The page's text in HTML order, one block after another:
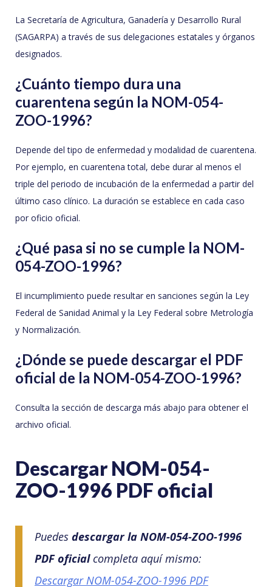
La Secretaría de Agricultura, Ganadería y Desarrollo Rural
(SAGARPA) a través de sus delegaciones estatales y órganos
designados.
¿Cuánto tiempo dura una
cuarentena según la NOM-054-
ZOO-1996?
Depende del tipo de enfermedad y modalidad de cuarentena.
Por ejemplo, en cuarentena total, debe durar al menos el
triple del periodo de incubación de la enfermedad a partir del
último caso clínico. La duración se establece en cada caso
por oficio oficial.
¿Qué pasa si no se cumple la NOM-
054-ZOO-1996?
El incumplimiento puede resultar en sanciones según la Ley
Federal de Sanidad Animal y la Ley Federal sobre Metrología
y Normalización.
¿Dónde se puede descargar el PDF
oficial de la NOM-054-ZOO-1996?
Consulta la sección de descarga más abajo para obtener el
archivo oficial.
Descargar NOM-054-
ZOO-1996 PDF oficial
Puedes descargar la NOM-054-ZOO-1996
PDF oficialcompleta aquí mismo:
Descargar NOM-054-ZOO-1996 PDF